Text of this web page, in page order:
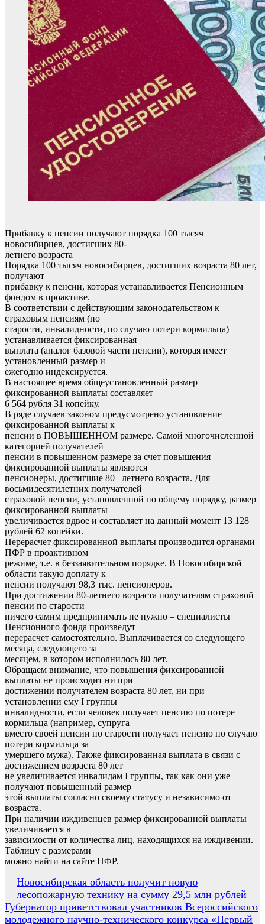
Прибавку к пенсии получают порядка 100 тысяч
новосибирцев, достигших 80-
летнего возраста
Порядка 100 тысяч новосибирцев, достигших возраста 80 лет,
получают
прибавку к пенсии, которая устанавливается Пенсионным
фондом в проактиве.
В соответствии с действующим законодательством к
страховым пенсиям (по
старости, инвалидности, по случаю потери кормильца)
устанавливается фиксированная
выплата (аналог базовой части пенсии), которая имеет
установленный размер и
ежегодно индексируется.
В настоящее время общеустановленный размер
фиксированной выплаты составляет
6 564 рубля 31 копейку.
В ряде случаев законом предусмотрено установление
фиксированной выплаты к
пенсии в ПОВЫШЕННОМ размере. Самой многочисленной
категорией получателей
пенсии в повышенном размере за счет повышения
фиксированной выплаты являются
пенсионеры, достигшие 80 –летнего возраста. Для
восьмидесятилетних получателей
страховой пенсии, установленной по общему порядку, размер
фиксированной выплаты
увеличивается вдвое и составляет на данный момент 13 128
рублей 62 копейки.
Перерасчет фиксированной выплаты производится органами
ПФР в проактивном
режиме, т.е. в беззаявительном порядке. В Новосибирской
области такую доплату к
пенсии получают 98,3 тыс. пенсионеров.
При достижении 80-летнего возраста получателям страховой
пенсии по старости
ничего самим предпринимать не нужно – специалисты
Пенсионного фонда произведут
перерасчет самостоятельно. Выплачивается со следующего
месяца, следующего за
месяцем, в котором исполнилось 80 лет.
Обращаем внимание, что повышения фиксированной
выплаты не происходит ни при
достижении получателем возраста 80 лет, ни при
установлении ему I группы
инвалидности, если человек получает пенсию по потере
кормильца (например, супруга
вместо своей пенсии по старости получает пенсию по случаю
потери кормильца за
умершего мужа). Также фиксированная выплата в связи с
достижением возраста 80 лет
не увеличивается инвалидам I группы, так как они уже
получают повышенный размер
этой выплаты согласно своему статусу и независимо от
возраста.
При наличии иждивенцев размер фиксированной выплаты
увеличивается в
зависимости от количества лиц, находящихся на иждивении.
Таблицу с размерами
можно найти на сайте ПФР.
Навигация
по
записям
Новосибирская область получит новую
лесопожарную технику на сумму 29,5 млн рублей
Губернатор приветствовал участников Всероссийского
молодежного научно-технического конкурса «Первый